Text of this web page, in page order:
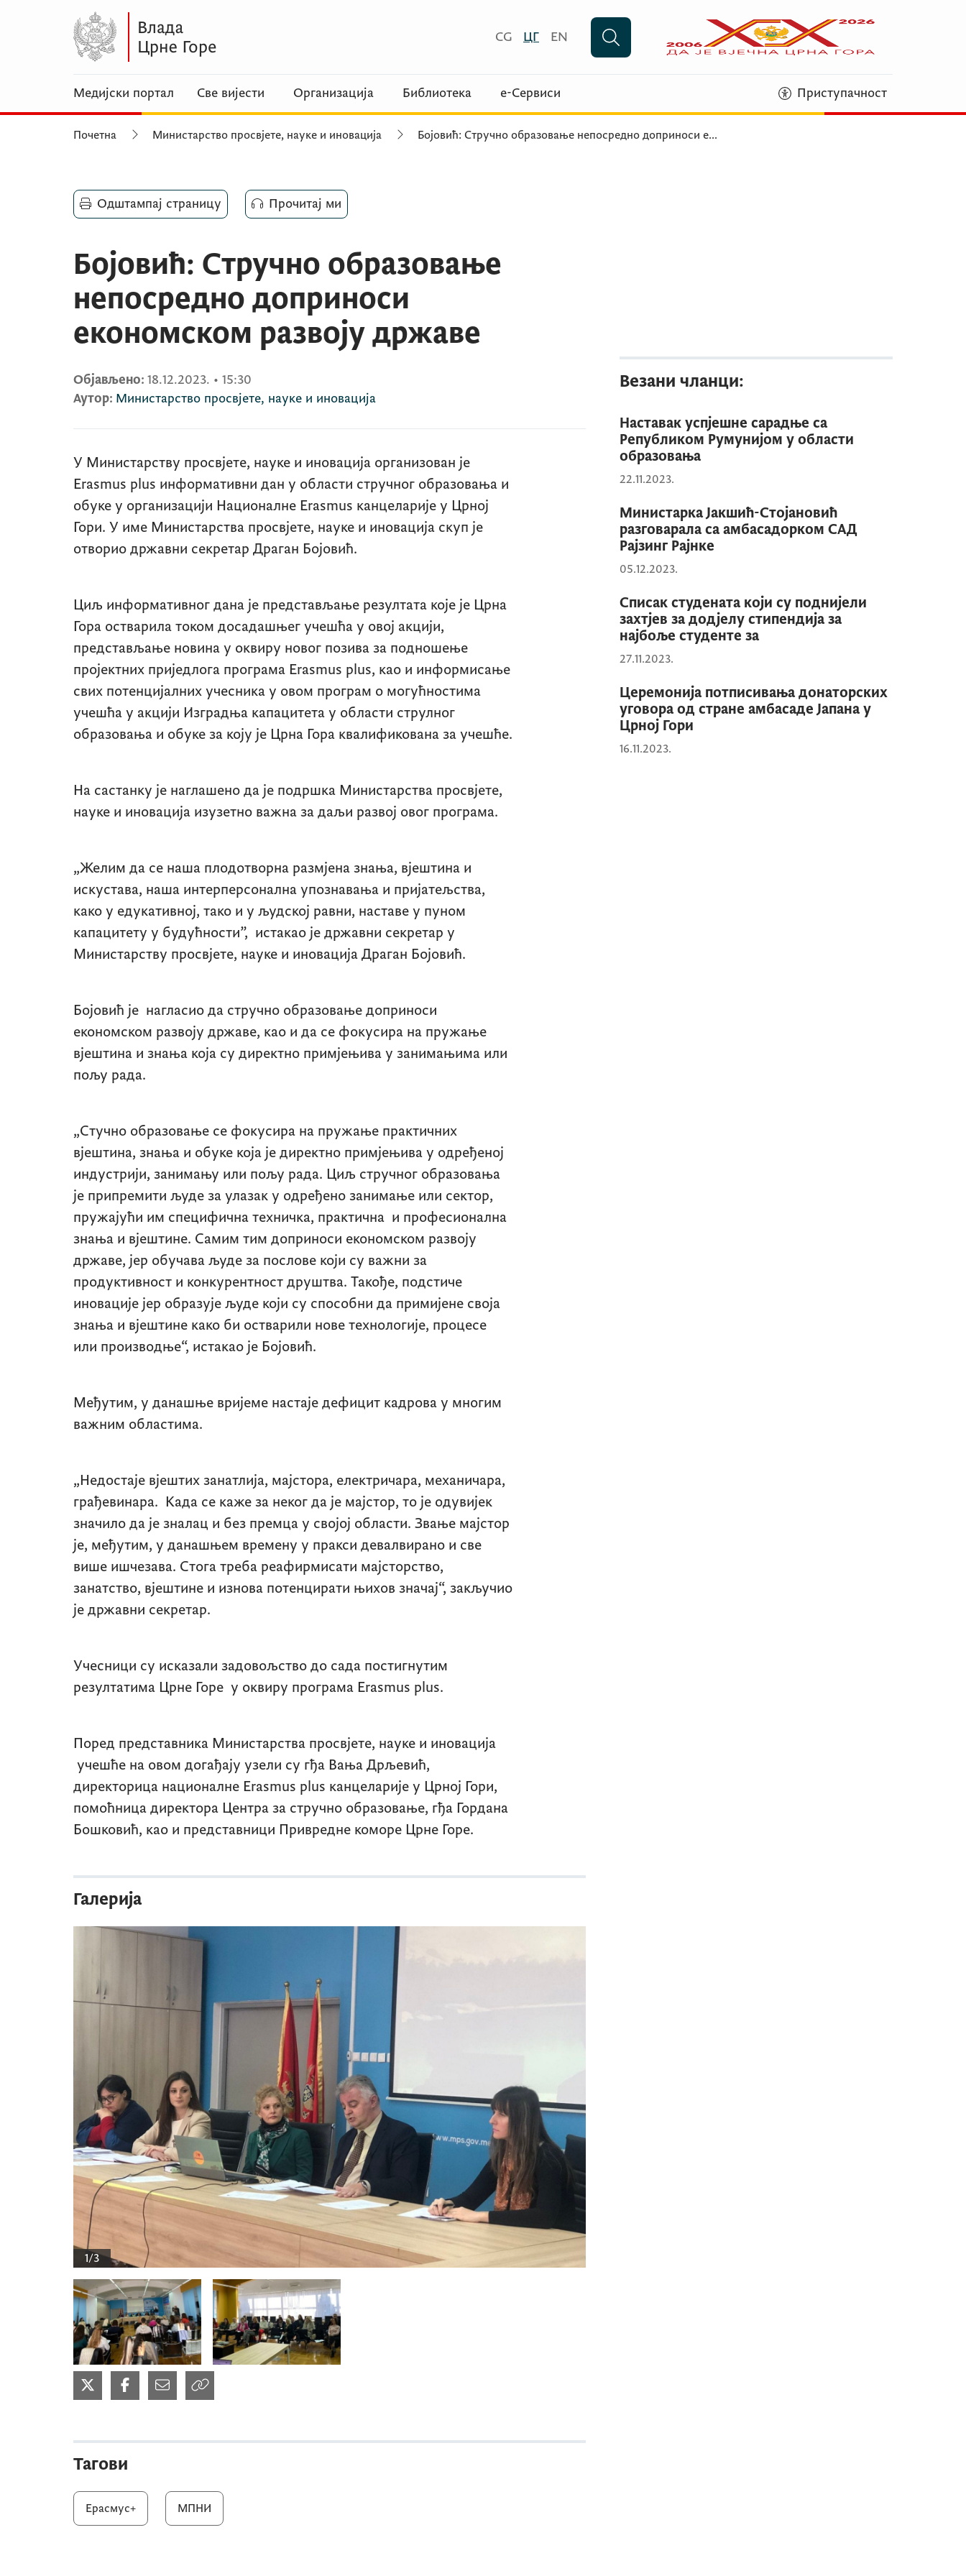
CG ЦГ EN
Медијски портал Све вијести Организација Библиотека е-Сервиси Приступачност
Почетна Министарство просвјете, науке и иновација Бојовић: Стручно образовање непосредно доприноси е...
Одштампај страницу Прочитај ми
Бојовић: Стручно образовање
непосредно доприноси
економском развоју државе
Објављено: 18.12.2023. • 15:30
Аутор: Министарство просвјете, науке и иновација
У Министарству просвјете, науке и иновација организован је
Erasmus plus информативни дан у области стручног образовања и
обуке у организацији Националне Erasmus канцеларије у Црној
Гори. У име Министарства просвјете, науке и иновација скуп је
отворио државни секретар Драган Бојовић.
Циљ информативног дана је представљање резултата које је Црна
Гора остварила током досадашњег учешћа у овој акцији,
представљање новина у оквиру новог позива за подношење
пројектних приједлога програма Erasmus plus, као и информисање
свих потенцијалних учесника у овом програм о могућностима
учешћа у акцији Изградња капацитета у области струлног
образовања и обуке за коју је Црна Гора квалификована за учешће.
На састанку је наглашено да је подршка Министарства просвјете,
науке и иновација изузетно важна за даљи развој овог програма.
„Желим да се наша плодотворна размјена знања, вјештина и
искустава, наша интерперсонална упознавања и пријатељства,
како у едукативној, тако и у људској равни, наставе у пуном
капацитету у будућности”, истакао је државни секретар у
Министарству просвјете, науке и иновација Драган Бојовић.
Бојовић је нагласио да стручно образовање доприноси
економском развоју државе, као и да се фокусира на пружање
вјештина и знања која су директно примјењива у занимањима или
пољу рада.
„Стучно образовање се фокусира на пружање практичних
вјештина, знања и обуке која је директно примјењива у одређеној
индустрији, занимању или пољу рада. Циљ стручног образовања
је припремити људе за улазак у одређено занимање или сектор,
пружајући им специфична техничка, практична и професионална
знања и вјештине. Самим тим доприноси економском развоју
државе, јер обучава људе за послове који су важни за
продуктивност и конкурентност друштва. Такође, подстиче
иновације јер образује људе који су способни да примијене своја
знања и вјештине како би остварили нове технологије, процесе
или производње“, истакао је Бојовић.
Међутим, у данашње вријеме настаје дефицит кадрова у многим
важним областима.
„Недостаје вјештих занатлија, мајстора, електричара, механичара,
грађевинара. Када се каже за неког да је мајстор, то је одувијек
значило да је зналац и без премца у својој области. Звање мајстор
је, међутим, у данашњем времену у пракси девалвирано и све
више ишчезава. Стога треба реафирмисати мајсторство,
занатство, вјештине и изнова потенцирати њихов значај“, закључио
је државни секретар.
Учесници су исказали задовољство до сада постигнутим
резултатима Црне Горе у оквиру програма Erasmus plus.
Поред представника Министарства просвјете, науке и иновација
учешће на овом догађају узели су гђа Вања Дрљевић,
директорица националне Erasmus plus канцеларије у Црној Гори,
помоћница директора Центра за стручно образовање, гђа Гордана
Бошковић, као и представници Привредне коморе Црне Горе.
Галерија
1/3
Тагови
Ерасмус+ МПНИ
Везани чланци:
Наставак успјешне сарадње са
Републиком Румунијом у области
образовања
22.11.2023.
Министарка Јакшић-Стојановић
разговарала са амбасадорком САД
Рајзинг Рајнке
05.12.2023.
Списак студената који су поднијели
захтјев за додјелу стипендија за
најбоље студенте за
27.11.2023.
Церемонија потписивања донаторских
уговора од стране амбасаде Јапана у
Црној Гори
16.11.2023.